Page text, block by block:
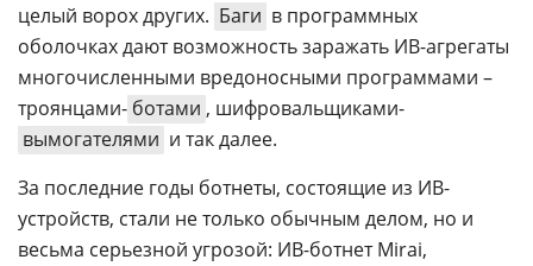
целый ворох других. Баги в программных
оболочках дают возможность заражать ИВ-агрегаты
многочисленными вредоносными программами –
троянцами- ботами , шифровальщиками-
вымогателями и так далее.
За последние годы ботнеты, состоящие из ИВ-
устройств, стали не только обычным делом, но и
весьма серьезной угрозой: ИВ-ботнет Mirai,